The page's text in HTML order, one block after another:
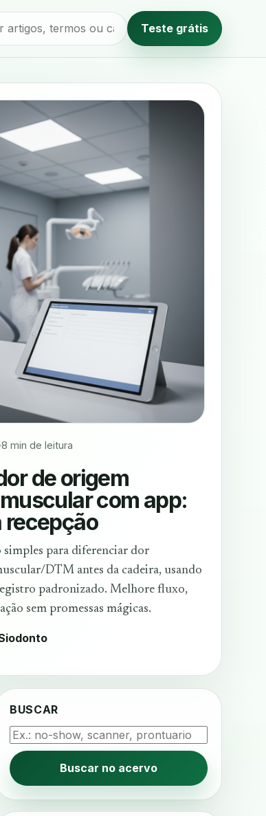
Teste grátis
8 min de leitura
de origem
com app:
recepção
para diferenciar dor
DTM antes da cadeira, usando
padronizado. Melhore fluxo,
sem promessas mágicas.
BUSCAR
Buscar no acervo